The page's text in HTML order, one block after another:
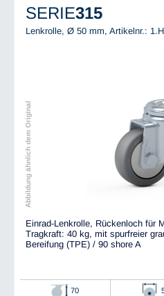
SERIE315
Lenkrolle, Ø 50 mm, Artikelnr.:
Abbildung ähnlich dem Original
Einrad-Lenkrolle, Rückenloch für
Tragkraft: 40 kg, mit spurfreier
Bereifung (TPE) / 90 shore A
70